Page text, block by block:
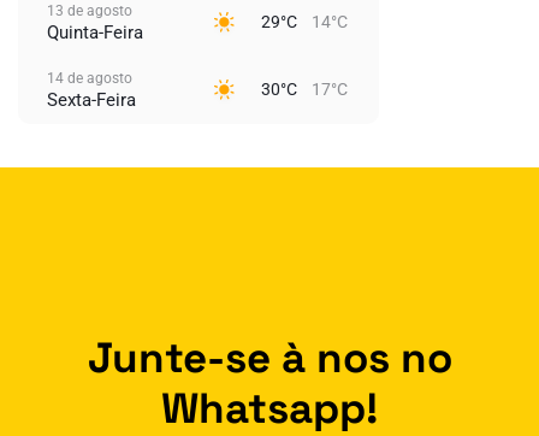
13 de agosto
Quinta-Feira 29°C 14°C
14 de agosto
Sexta-Feira 30°C 17°C
Junte-se à nos no
Whatsapp!